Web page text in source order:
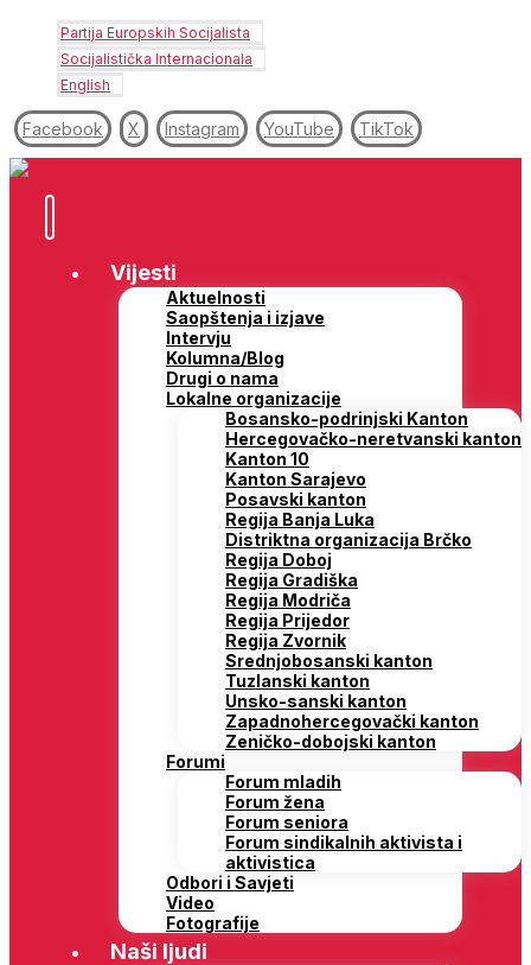
Partija Europskih Socijalista
Socijalistička Internacionala
English
Facebook X Instagram YouTube TikTok
Vijesti
Aktuelnosti
Saopštenja i izjave
Intervju
Kolumna/Blog
Drugi o nama
Lokalne organizacije
Bosansko-podrinjski Kanton
Hercegovačko-neretvanski kanton
Kanton 10
Kanton Sarajevo
Posavski kanton
Regija Banja Luka
Distriktna organizacija Brčko
Regija Doboj
Regija Gradiška
Regija Modriča
Regija Prijedor
Regija Zvornik
Srednjobosanski kanton
Tuzlanski kanton
Unsko-sanski kanton
Zapadnohercegovački kanton
Zeničko-dobojski kanton
Forumi
Forum mladih
Forum žena
Forum seniora
Forum sindikalnih aktivista i
aktivistica
Odbori i Savjeti
Video
Fotografije
Naši ljudi